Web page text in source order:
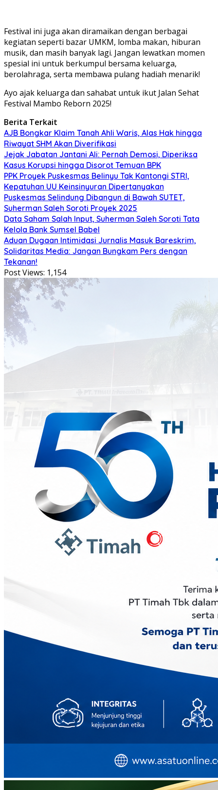
Festival ini juga akan diramaikan dengan berbagai
kegiatan seperti bazar UMKM, lomba makan, hiburan
musik, dan masih banyak lagi. Jangan lewatkan momen
spesial ini untuk berkumpul bersama keluarga,
berolahraga, serta membawa pulang hadiah menarik!
Ayo ajak keluarga dan sahabat untuk ikut Jalan Sehat
Festival Mambo Reborn 2025!
Berita Terkait
AJB Bongkar Klaim Tanah Ahli Waris, Alas Hak hingga
Riwayat SHM Akan Diverifikasi
Jejak Jabatan Jantani Ali: Pernah Demosi, Diperiksa
Kasus Korupsi hingga Disorot Temuan BPK
PPK Proyek Puskesmas Belinyu Tak Kantongi STRI,
Kepatuhan UU Keinsinyuran Dipertanyakan
Puskesmas Selindung Dibangun di Bawah SUTET,
Suherman Saleh Soroti Proyek 2025
Data Saham Salah Input, Suherman Saleh Soroti Tata
Kelola Bank Sumsel Babel
Aduan Dugaan Intimidasi Jurnalis Masuk Bareskrim,
Solidaritas Media: Jangan Bungkam Pers dengan
Tekanan!
Post Views: 1,154